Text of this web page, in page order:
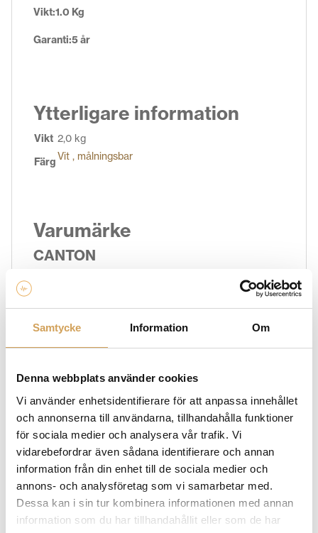
Samtycke Information Om
Denna webbplats använder cookies
Vi använder enhetsidentifierare för att anpassa innehållet
och annonserna till användarna, tillhandahålla funktioner
för sociala medier och analysera vår trafik. Vi
vidarebefordrar även sådana identifierare och annan
information från din enhet till de sociala medier och
annons- och analysföretag som vi samarbetar med.
Dessa kan i sin tur kombinera informationen med annan
information som du har tillhandahållit eller som de har
Vikt:1.0 Kg
Garanti:5 år
Ytterligare information
Vikt 2,0 kg
FärgVit , målningsbar
Varumärke
CANTON
Canton är ett tyskt högtalarvarumärke som grundades
på 1970-talet och har fokus på teknisk precision och
ingenjörsdriven ljudåtergivning. Cantons högtalare
kännetecknas av en klar, kontrollerad och dynamisk
omfattar modeller som golvhögtalare, stativhögtalare,
ofta i stereoanläggningar och hemmabiosystem där
tydlighet, effekt och kontroll är viktiga egenskaper.
Deras produkter är framtagna med noggrannhet och
expertis för att ge en engagerande ljudupplevelse
oavsett musikgenre eller användningsområde. Vid val
av Canton-högtalare är det viktigt att ta hänsyn till
rummets storlek, önskad ljudnivå och matchning med
förstärkare för att få en balanserad och kontrollerad